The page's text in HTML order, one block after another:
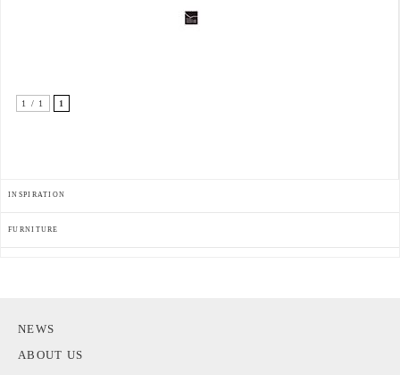
1 / 1 1
INSPIRATION
FURNITURE
NEWS
ABOUT US